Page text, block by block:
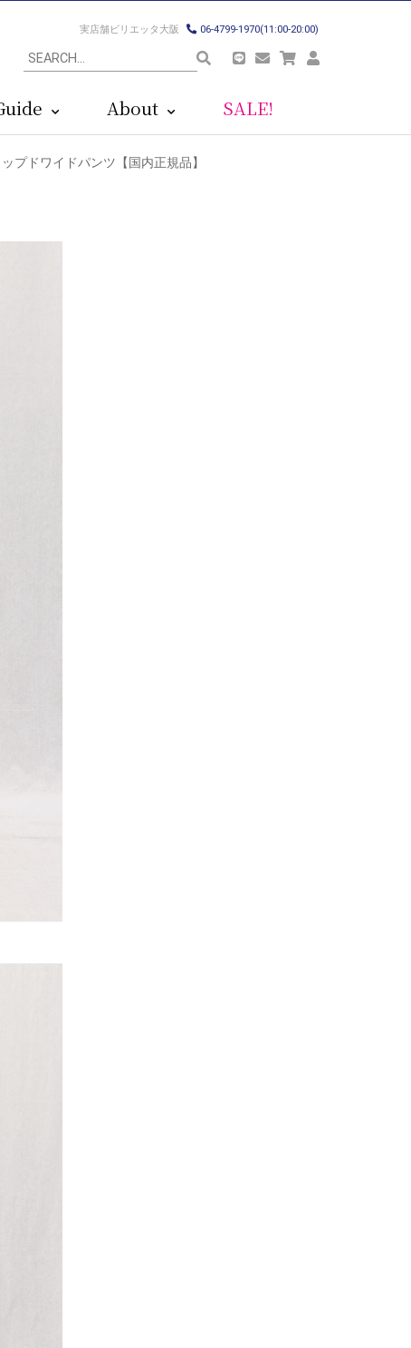
実店舗ビリエッタ大阪 06-4799-1970(11:00-20:00)
About SALE!
プドワイドパンツ【国内正規品】